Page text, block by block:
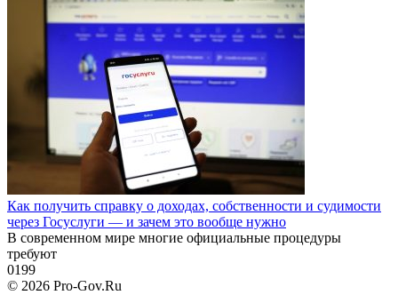
Как получить справку о доходах, собственности и судимости
через Госуслуги — и зачем это вообще нужно
В современном мире многие официальные процедуры
требуют
0199
© 2026 Pro-Gov.Ru